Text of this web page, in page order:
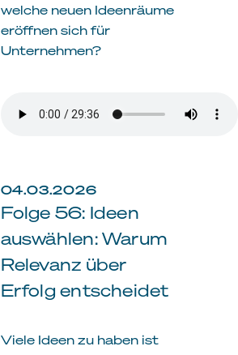
welche neuen Ideenräume
eröffnen sich für
Unternehmen?
04.03.2026
Folge 56: Ideen
auswählen: Warum
Relevanz über
Erfolg entscheidet
Viele Ideen zu haben ist